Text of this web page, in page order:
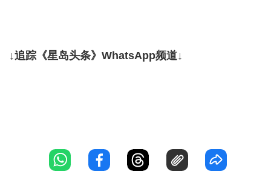
↓追踪《星岛头条》WhatsApp频道↓